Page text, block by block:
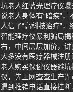
坑老人红蓝光理疗仪
说老人身体有“暗疾”
人信了“高科技治疗”
智能理疗仪暴利骗局
右，中间层层加价，
大多没有医疗器械注
老人购买保健仪器避坑
仪，先上网查查生产
遇到推销电话直接挂断